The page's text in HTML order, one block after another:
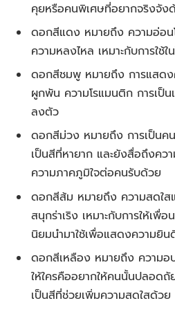
คุยหรือคนพิเศษที่อยากจริงจัง
ดอกสีแดง หมายถึง ความอ่อน
ความหลงไหล เหมาะกับการใช้
ดอกสีชมพู หมายถึง การแสดง
ผูกพัน ความโรแมนติก การเป็
ลงตัว
ดอกสีม่วง หมายถึง การเป็นค
เป็นสีที่หายาก และยังสื่อถึงคว
ความภาคภูมิใจต่อคนรับด้วย
ดอกสีส้ม หมายถึง ความสดใส
สนุกร่าเริง เหมาะกับการให้เพื่
นิยมนำมาใช้เพื่อแสดงความยิน
ดอกสีเหลือง หมายถึง ความอ
ให้ใครคืออยากให้คนนั้นปลอด
เป็นสีที่ช่วยเพิ่มความสดใสด้วย